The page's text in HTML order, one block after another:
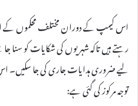
اس کیمپ کے دوران مختلف محکموں کے
رہتے ہیں تاکہ شہریوں کی شکایات کو
لیے ضروری ہدایات جاری کی جا سکیں۔
توجہ مرکوز کی گئی ہے: